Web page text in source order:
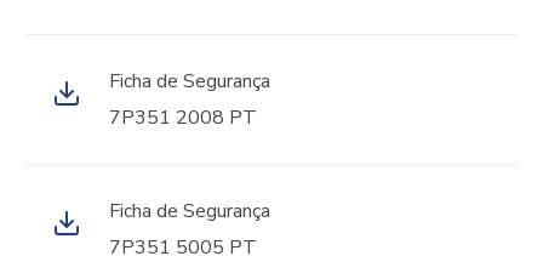
Ficha de Segurança
7P351 2008 PT
Ficha de Segurança
7P351 5005 PT